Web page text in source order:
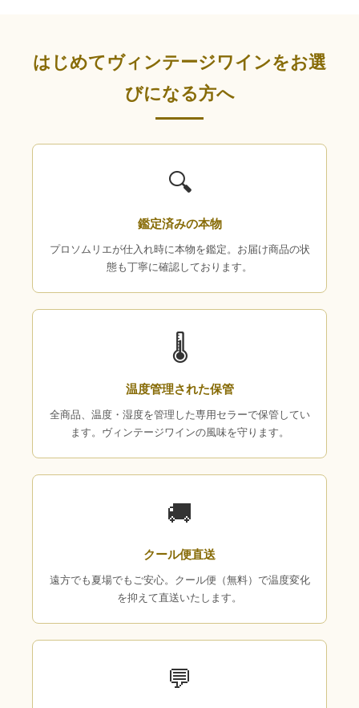
はじめてヴィンテージワインをお選
びになる方へ
🔍
鑑定済みの本物
プロソムリエが仕入れ時に本物を鑑定。お届け商品の状
態も丁寧に確認しております。
🌡
温度管理された保管
全商品、温度・湿度を管理した専用セラーで保管してい
ます。ヴィンテージワインの風味を守ります。
🚚
クール便直送
遠方でも夏場でもご安心。クール便（無料）で温度変化
を抑えて直送いたします。
💬